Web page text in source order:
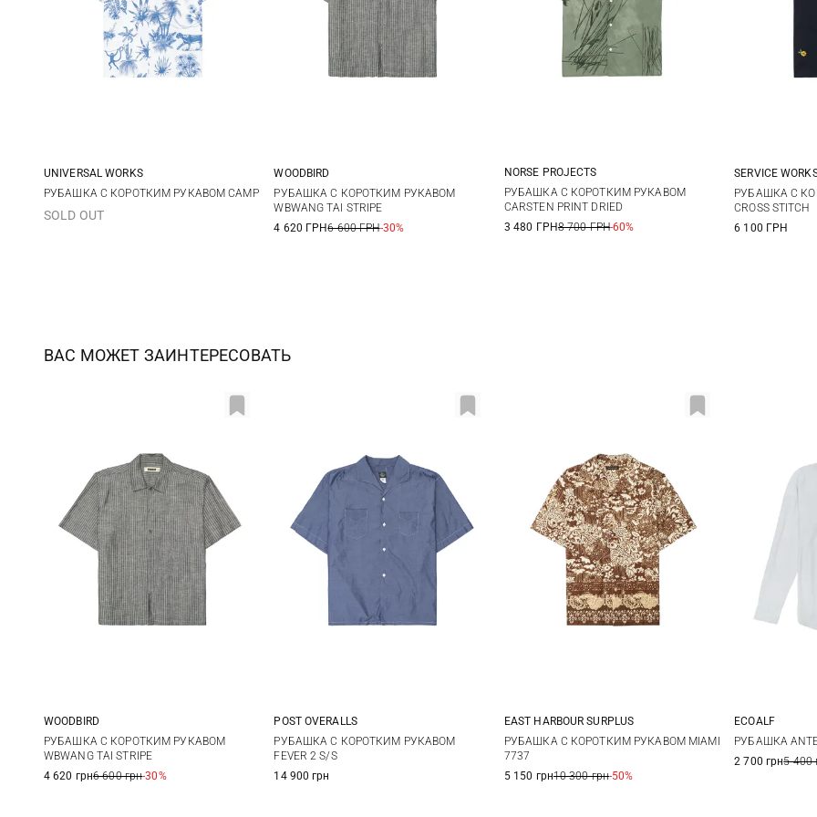
M L XL XXL
UNIVERSAL WORKS
РУБАШКА С КОРОТКИМ РУКАВОМ CAMP
SOLD OUT
S M L
WOODBIRD
РУБАШКА С КОРОТКИМ РУКАВОМ
WBWANG TAI STRIPE
4 620 ГРН6 600 ГРН-30%
M L XL XXL
NORSE PROJECTS
РУБАШКА С КОРОТКИМ РУКАВОМ
CARSTEN PRINT DRIED
3 480 ГРН8 700 ГРН-60%
S
SERVICE
РУБАШКА С
CROSS STITCH
6 100 ГРН
ВАС МОЖЕТ ЗАИНТЕРЕСОВАТЬ
S M L
WOODBIRD
РУБАШКА С КОРОТКИМ РУКАВОМ
WBWANG TAI STRIPE
4 620 грн6 600 грн-30%
M L XL
POST OVERALLS
РУБАШКА С КОРОТКИМ РУКАВОМ
FEVER 2 S/S
14 900 грн
48 50 52 54
56
EAST HARBOUR SURPLUS
РУБАШКА С КОРОТКИМ РУКАВОМ MIAMI
7737
5 150 грн10 300 грн-50%
M
ECOALF
РУБАШКА
2 700 грн5 400